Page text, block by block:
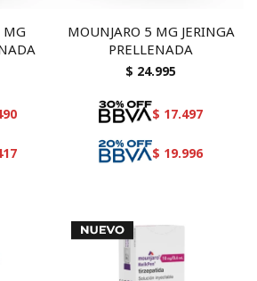
MG
MOUNJARO 5 MG JERINGA
PRELLENADA
$ 24.995
$ 17.497
$ 19.996